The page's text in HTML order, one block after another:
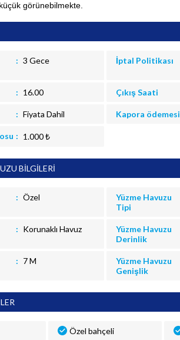
görünebilmekte.
3 Gece İptal Politikası
16.00 Çıkış Saati
Fiyata Dahil Kapora ödemesi
1.000 ₺
BİLGİLERİ
Özel
Yüzme Havuzu
Tipi
Korunaklı Havuz
Yüzme Havuzu
Derinlik
7 M
Yüzme Havuzu
Genişlik
Özel bahçeli